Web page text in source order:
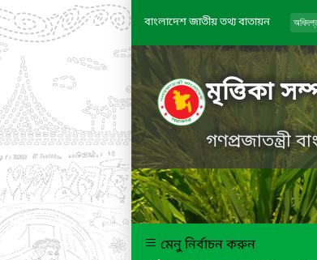
বাংলাদেশ জাতীয় তথ্য বাতায়ন
মৃত্তিকা
গণপ্রজাতন্ত্রী
মেনু নির্বাচন করুন